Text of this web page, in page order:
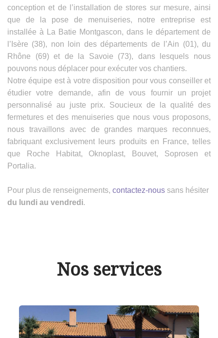
conception et de l’installation de stores sur mesure, ainsi
que de la pose de menuiseries, notre entreprise est
installée à La Batie Montgascon, dans le département de
l’Isère (38), non loin des départements de l’Ain (01), du
Rhône (69) et de la Savoie (73), dans lesquels nous
pouvons nous déplacer pour exécuter vos chantiers.
Notre équipe est à votre disposition pour vous conseiller et
étudier votre demande, afin de vous fournir un projet
personnalisé au juste prix. Soucieux de la qualité des
fermetures et des menuiseries que nous vous proposons,
nous travaillons avec de grandes marques reconnues,
fabriquant exclusivement leurs produits en France, telles
que Roche Habitat, Oknoplast, Bouvet, Soprosen et
Portalia.
Pour plus de renseignements, contactez-nous sans hésiter
du lundi au vendredi.
Nos services